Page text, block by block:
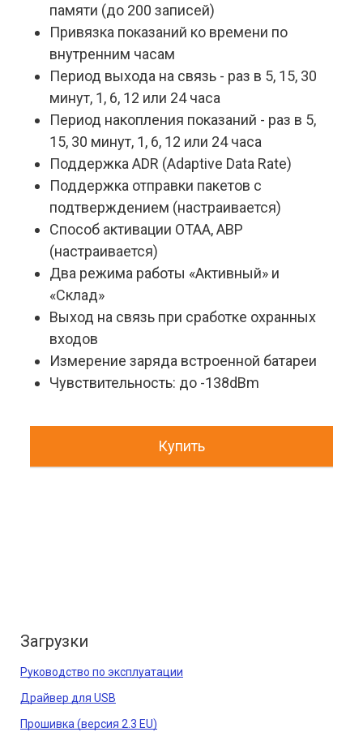
памяти (до 200 записей)
Привязка показаний ко времени по
внутренним часам
Период выхода на связь - раз в 5, 15, 30
минут, 1, 6, 12 или 24 часа
Период накопления показаний - раз в 5,
15, 30 минут, 1, 6, 12 или 24 часа
Поддержка ADR (Adaptive Data Rate)
Поддержка отправки пакетов с
подтверждением (настраивается)
Способ активации OTAA, ABP
(настраивается)
Два режима работы «Активный» и
«Склад»
Выход на связь при сработке охранных
входов
Измерение заряда встроенной батареи
Чувствительность: до -138dBm
Купить
Загрузки
Руководство по эксплуатации
Драйвер для USB
Прошивка (версия 2.3 EU)